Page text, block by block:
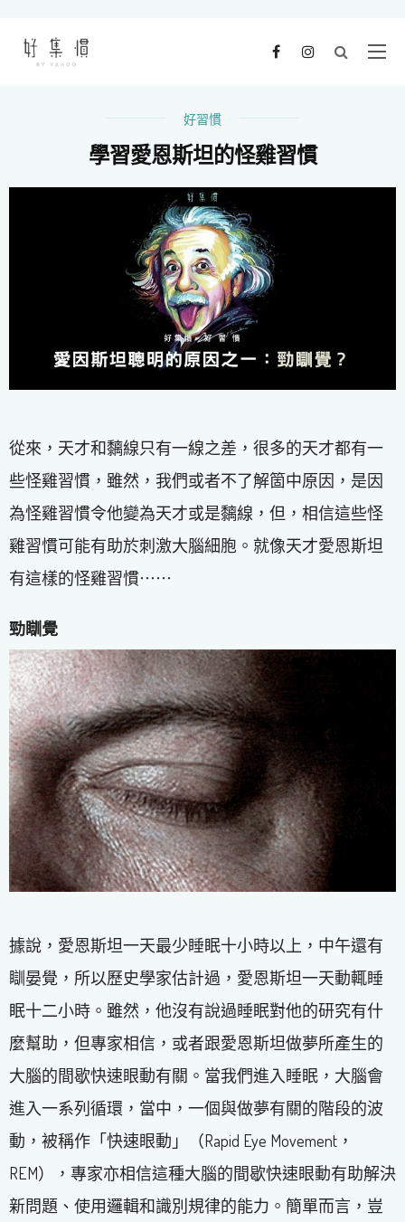
好習慣
學習愛恩斯坦的怪雞習慣
從來，天才和黐線只有一線之差，很多的天才都有一
些怪雞習慣，雖然，我們或者不了解箇中原因，是因
為怪雞習慣令他變為天才或是黐線，但，相信這些怪
雞習慣可能有助於刺激大腦細胞。就像天才愛恩斯坦
有這樣的怪雞習慣⋯⋯
勁瞓覺
據說，愛恩斯坦一天最少睡眠十小時以上，中午還有
瞓晏覺，所以歷史學家估計過，愛恩斯坦一天動輒睡
眠十二小時。雖然，他沒有說過睡眠對他的研究有什
麼幫助，但專家相信，或者跟愛恩斯坦做夢所產生的
大腦的間歇快速眼動有關。當我們進入睡眠，大腦會
進入一系列循環，當中，一個與做夢有關的階段的波
動，被稱作「快速眼動」（Rapid Eye Movement，
REM），專家亦相信這種大腦的間歇快速眼動有助解決
新問題、使用邏輯和識別規律的能力。簡單而言，豈